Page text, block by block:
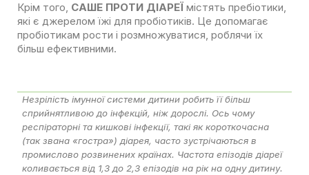
Крім того, САШЕ ПРОТИ ДІАРЕЇ містять пребіотики,
які є джерелом їжі для пробіотиків. Це допомагає
пробіотикам рости і розмножуватися, роблячи їх
більш ефективними.
Незрілість імунної системи дитини робить її більш
сприйнятливою до інфекцій, ніж дорослі. Ось чому
респіраторні та кишкові інфекції, такі як короткочасна
(так звана «гостра») діарея, часто зустрічаються в
промислово розвинених країнах. Частота епізодів діареї
коливається від 1,3 до 2,3 епізодів на рік на одну дитину.